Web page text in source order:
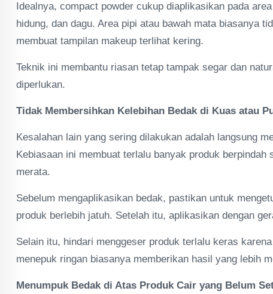
Idealnya, compact powder cukup diaplikasikan pada
hidung, dan dagu. Area pipi atau bawah mata biasanya
membuat tampilan makeup terlihat kering.
Teknik ini membantu riasan tetap tampak segar dan
diperlukan.
Tidak Membersihkan Kelebihan Bedak di Kuas atau
Kesalahan lain yang sering dilakukan adalah langsung
Kebiasaan ini membuat terlalu banyak produk
merata.
Sebelum mengaplikasikan bedak, pastikan untuk
produk berlebih jatuh. Setelah itu, aplikasikan dengan
Selain itu, hindari menggeser produk terlalu keras
menepuk ringan biasanya memberikan hasil yang lebih
Menumpuk Bedak di Atas Produk Cair yang Belum